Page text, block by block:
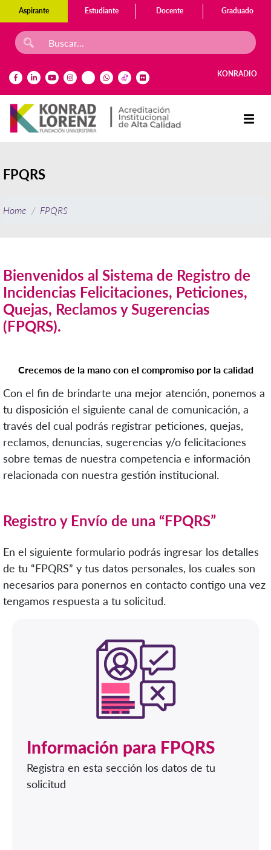
Aspirante Estudiante Docente Graduado
KONRADIO
FPQRS
Home FPQRS
Bienvenidos al Sistema de Registro de
Incidencias Felicitaciones, Peticiones,
Quejas, Reclamos y Sugerencias
(FPQRS).
Crecemos de la mano con el compromiso por la calidad
Con el fin de brindarte una mejor atención, ponemos a
tu disposición el siguiente canal de comunicación, a
través del cual podrás registrar peticiones, quejas,
reclamos, denuncias, sugerencias y/o felicitaciones
sobre temas de nuestra competencia e información
relacionada con nuestra gestión institucional.
Registro y Envío de una “FPQRS”
En el siguiente formulario podrás ingresar los detalles
de tu “FPQRS” y tus datos personales, los cuales son
necesarios para ponernos en contacto contigo una vez
tengamos respuesta a tu solicitud.
Información para FPQRS
Registra en esta sección los datos de tu
solicitud